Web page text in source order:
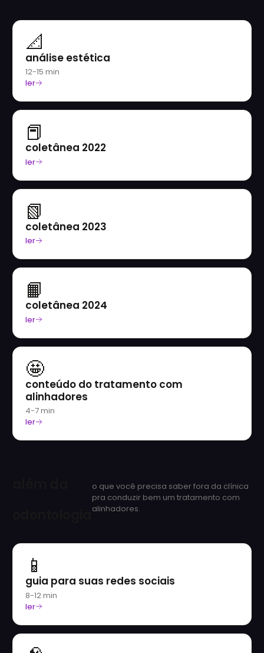
📐
análise estética
12-15 min
ler
📕
coletânea 2022
ler
📗
coletânea 2023
ler
📙
coletânea 2024
ler
🤩
conteúdo do tratamento com
alinhadores
4-7 min
ler
o que você precisa saber fora da clínica
pra conduzir bem um tratamento com
alinhadores.
📱
guia para suas redes sociais
8-12 min
ler